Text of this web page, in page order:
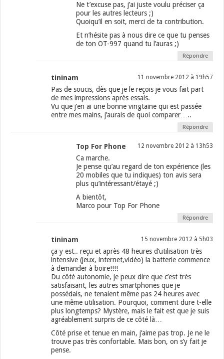
Ne t’excuse pas, j’ai juste voulu préciser ça
pour les autres lecteurs ;)
Quoiqu’il en soit, merci de ta contribution.
Et n’hésite pas à nous dire ce que tu penses
de ton OT-997 quand tu l’auras ;)
Répondre
tininam 11 novembre 2012 à 19h57
Pas de soucis, dès que je le reçois je vous fait part
de mes impressions après essais.
Vu que j’en ai une bonne vingtaine qui est passée
entre mes mains, j’aurais de quoi comparer…..
Répondre
Top For Phone 12 novembre 2012 à 13h53
Ca marche.
Je pense qu’au regard de ton expérience (les
20 mobiles que tu indiques) ton avis sera
plus qu’intéressant/étayé ;)
A bientôt,
Marco pour Top For Phone
Répondre
tininam 15 novembre 2012 à 5h03
ça y est.. reçu et après 48 heures d’utilisation très
intensive (jeux, internet,vidéo) la batterie commence
à demander à boire!!!!
Du côté autonomie, je peux dire que c’est très
satisfaisant, les autres smartphones que je
possédais, ne tenaient même pas 24 heures avec
une même utilisation. Pourquoi, comment dure t-elle
plus longtemps? Mystère, mais le fait est que je suis
agréablement surpris de ce côté là…
Côté prise et tenue en main, j’aime pas trop. Je ne le
trouve pas très confortable. Mais bon, on s’y fait je
pense.